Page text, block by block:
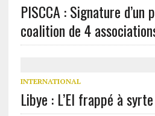
PISCCA : Signature
coalition de 4
INTERNATIONAL
Libye : L’EI frappé à